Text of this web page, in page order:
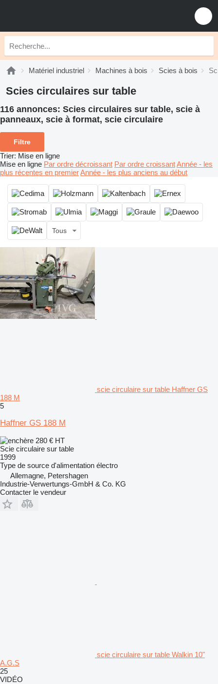
Matériel industriel Machines à bois Scies à bois
Scies circulaires sur table
116 annonces: Scies circulaires sur table, scie à
panneaux, scie à format, scie circulaire
Filtre
Trier: Mise en ligne
Mise en ligne Par ordre décroissant Par ordre croissantAnnée - les
plus récentes en premierAnnée - les plus anciens au début
Tous
scie circulaire sur table Haffner GS
188 M
5
Haffner GS 188 M
280 € HT
Scie circulaire sur table
1999
Type de source d'alimentation électro
Allemagne, Petershagen
Industrie-Verwertungs-GmbH & Co. KG
Contacter le vendeur
scie circulaire sur table Walkin 10"
A.G.S
25
VIDÉO